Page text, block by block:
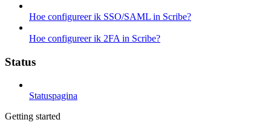
Hoe configureer ik SSO/SAML in Scribe?
Hoe configureer ik 2FA in Scribe?
Status
Statuspagina
Getting started